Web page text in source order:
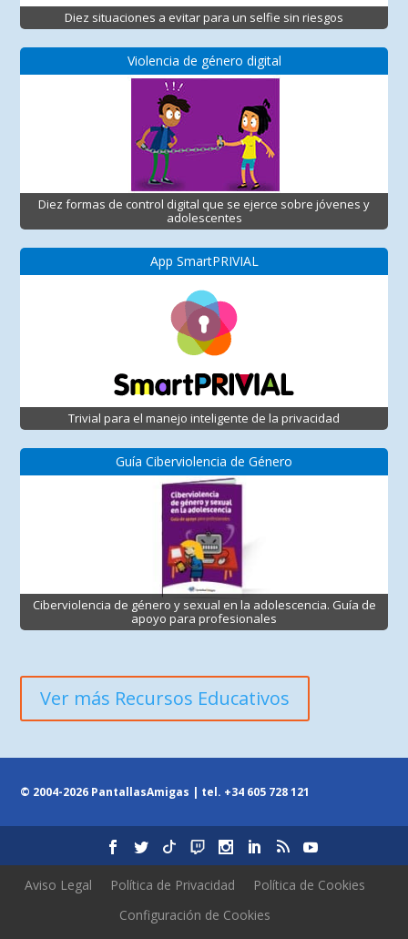
Diez situaciones a evitar para un selfie sin riesgos
Violencia de género digital
Diez formas de control digital que se ejerce sobre jóvenes y
adolescentes
App SmartPRIVIAL
Trivial para el manejo inteligente de la privacidad
Guía Ciberviolencia de Género
Ciberviolencia de género y sexual en la adolescencia. Guía de
apoyo para profesionales
Ver más Recursos Educativos
© 2004-2026 PantallasAmigas | tel. +34 605 728 121
Aviso Legal Política de Privacidad
Política de Cookies
Configuración de Cookies